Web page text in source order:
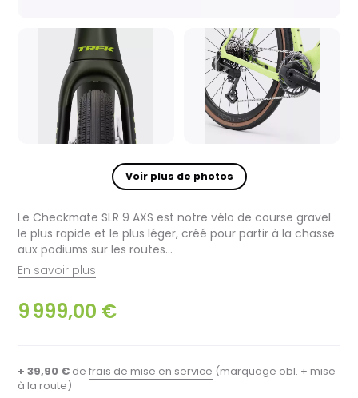
Voir plus de photos
Le Checkmate SLR 9 AXS est notre vélo de course gravel
le plus rapide et le plus léger, créé pour partir à la chasse
aux podiums sur les routes...
En savoir plus
9 999,00 €
+ 39,90 €de frais de mise en service (marquage obl. + mise
à la route)